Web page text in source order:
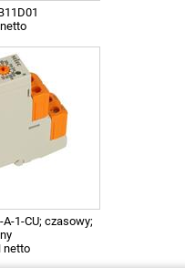
1-CU; czasowy;
netto